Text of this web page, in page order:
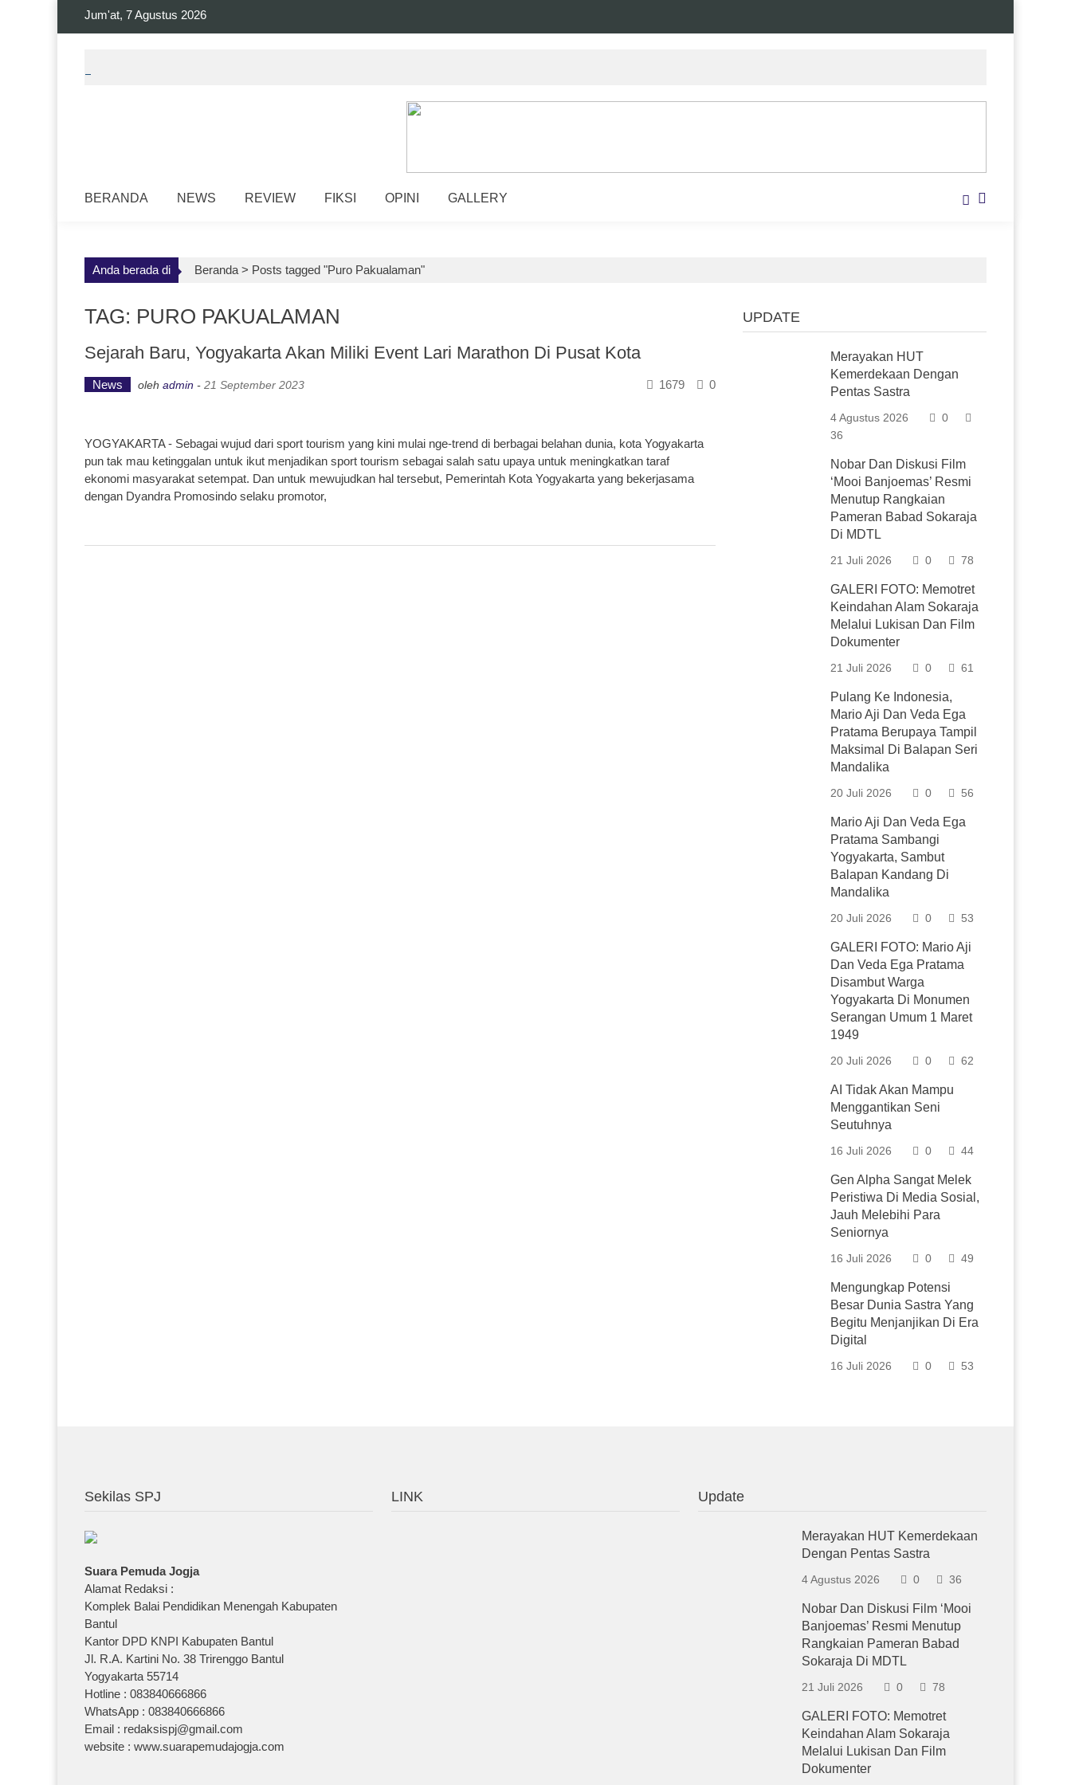
Jum'at, 7 Agustus 2026
BERANDA NEWS REVIEW FIKSI OPINI GALLERY
Anda berada di Beranda > Posts tagged "Puro Pakualaman"
TAG: PURO PAKUALAMAN
Sejarah Baru, Yogyakarta Akan Miliki Event Lari Marathon Di Pusat Kota
News oleh admin - 21 September 2023 0
1679
YOGYAKARTA - Sebagai wujud dari sport tourism yang kini mulai nge-trend di berbagai belahan dunia, kota Yogyakarta
pun tak mau ketinggalan untuk ikut menjadikan sport tourism sebagai salah satu upaya untuk meningkatkan taraf
ekonomi masyarakat setempat. Dan untuk mewujudkan hal tersebut, Pemerintah Kota Yogyakarta yang bekerjasama
dengan Dyandra Promosindo selaku promotor,
UPDATE
Merayakan HUT
Kemerdekaan Dengan
Pentas Sastra
4 Agustus 2026
0
36
Nobar Dan Diskusi Film
‘Mooi Banjoemas’ Resmi
Menutup Rangkaian
Pameran Babad Sokaraja
Di MDTL
21 Juli 2026 0 78
GALERI FOTO: Memotret
Keindahan Alam Sokaraja
Melalui Lukisan Dan Film
Dokumenter
21 Juli 2026 0 61
Pulang Ke Indonesia,
Mario Aji Dan Veda Ega
Pratama Berupaya Tampil
Maksimal Di Balapan Seri
Mandalika
20 Juli 2026 0 56
Mario Aji Dan Veda Ega
Pratama Sambangi
Yogyakarta, Sambut
Balapan Kandang Di
Mandalika
20 Juli 2026 0 53
GALERI FOTO: Mario Aji
Dan Veda Ega Pratama
Disambut Warga
Yogyakarta Di Monumen
Serangan Umum 1 Maret
1949
20 Juli 2026 0 62
AI Tidak Akan Mampu
Menggantikan Seni
Seutuhnya
16 Juli 2026 0 44
Gen Alpha Sangat Melek
Peristiwa Di Media Sosial,
Jauh Melebihi Para
Seniornya
16 Juli 2026 0 49
Mengungkap Potensi
Besar Dunia Sastra Yang
Begitu Menjanjikan Di Era
Digital
16 Juli 2026 0 53
Sekilas SPJ
Suara Pemuda Jogja
Alamat Redaksi :
Komplek Balai Pendidikan Menengah Kabupaten
Bantul
Kantor DPD KNPI Kabupaten Bantul
Jl. R.A. Kartini No. 38 Trirenggo Bantul
Yogyakarta 55714
Hotline : 083840666866
WhatsApp : 083840666866
Email : redaksispj@gmail.com
website : www.suarapemudajogja.com
LINK Update
Merayakan HUT Kemerdekaan
Dengan Pentas Sastra
4 Agustus 2026 0 36
Nobar Dan Diskusi Film ‘Mooi
Banjoemas’ Resmi Menutup
Rangkaian Pameran Babad
Sokaraja Di MDTL
21 Juli 2026 0 78
GALERI FOTO: Memotret
Keindahan Alam Sokaraja
Melalui Lukisan Dan Film
Dokumenter